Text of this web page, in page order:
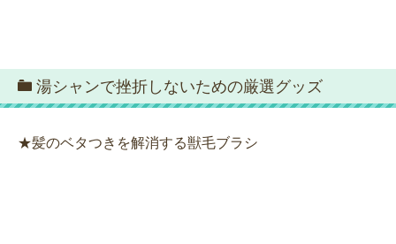
湯シャンで挫折しないための厳選グッズ
★髪のベタつきを解消する獣毛ブラシ